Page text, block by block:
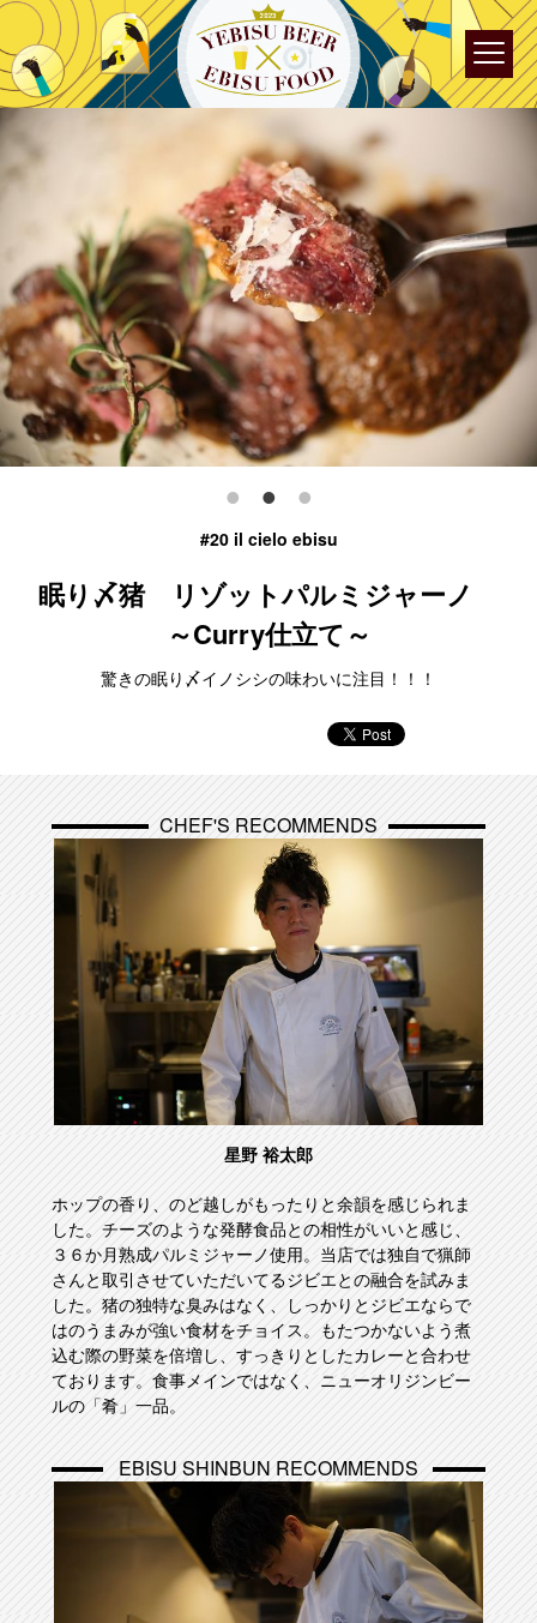
#20 il cielo ebisu
眠り〆猪 リゾットパルミジャーノ
～Curry仕立て～
驚きの眠り〆イノシシの味わいに注目！！！
CHEF'S RECOMMENDS
星野 裕太郎
ホップの香り、のど越しがもったりと余韻を感じられま
した。チーズのような発酵食品との相性がいいと感じ、
３６か月熟成パルミジャーノ使用。当店では独自で猟師
さんと取引させていただいてるジビエとの融合を試みま
した。猪の独特な臭みはなく、しっかりとジビエならで
はのうまみが強い食材をチョイス。もたつかないよう煮
込む際の野菜を倍増し、すっきりとしたカレーと合わせ
ております。食事メインではなく、ニューオリジンビー
ルの「肴」一品。
EBISU SHINBUN RECOMMENDS